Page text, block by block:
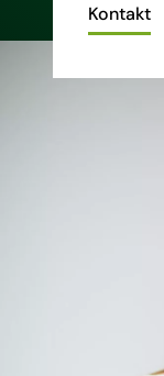
Kontakt